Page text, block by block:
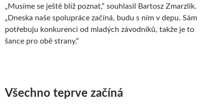
„Musíme se ještě blíž poznat,“ souhlasil Bartosz Zmarzlik.
„Dneska naše spolupráce začíná, budu s ním v depu. Sám
potřebuju konkurenci od mladých závodníků, takže je to
šance pro obě strany.“
Všechno teprve začíná